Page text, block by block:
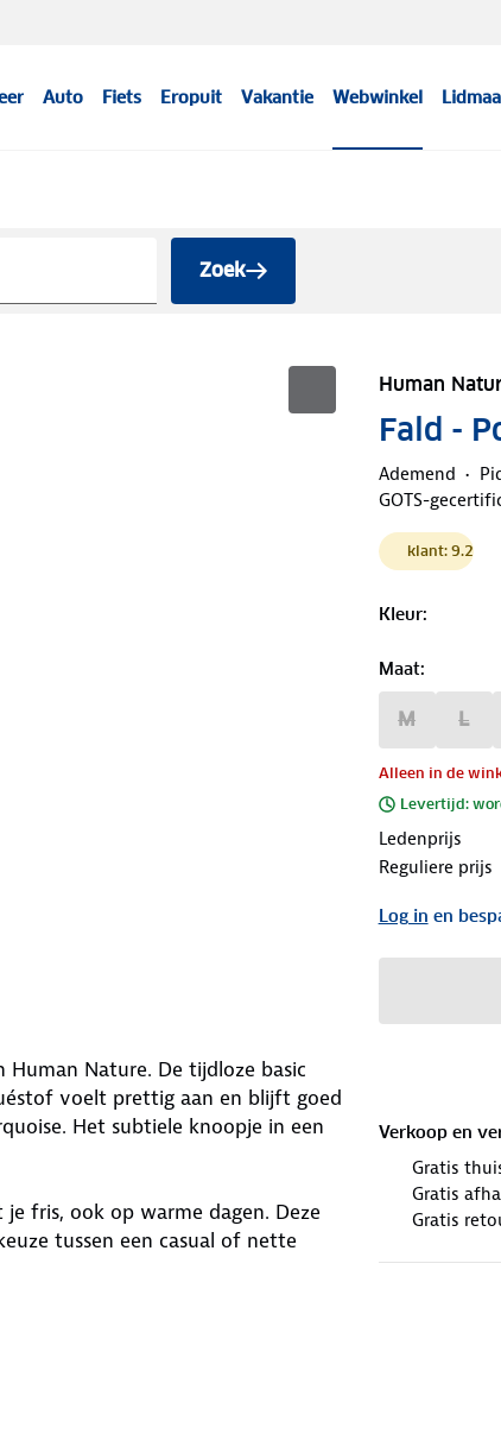
Auto Fiets Eropuit Vakantie Webwinkel
Zoek
Human
Fald -
Ademend
GOTS-
klant: 9.2
Kleur:
Maat:
M L
Alleen in de
Levertijd:
Ledenprijs
Reguliere prijs
Log in en
Verkoop en
Gratis
Gratis
Gratis
Nature. De tijdloze basic
voelt prettig aan en blijft goed
Het subtiele knoopje in een
fris, ook op warme dagen. Deze
tussen een casual of nette
Wij geven er een nieuwe